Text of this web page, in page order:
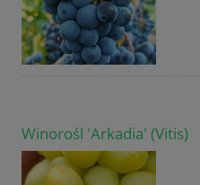
Winorośl 'Arkadia' (Vitis)